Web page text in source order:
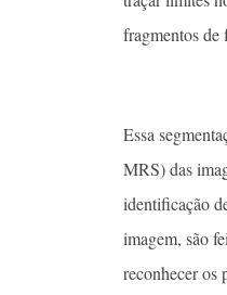
fragmentos de
Essa
MRS) das
identificação
imagem, são
reconhecer os